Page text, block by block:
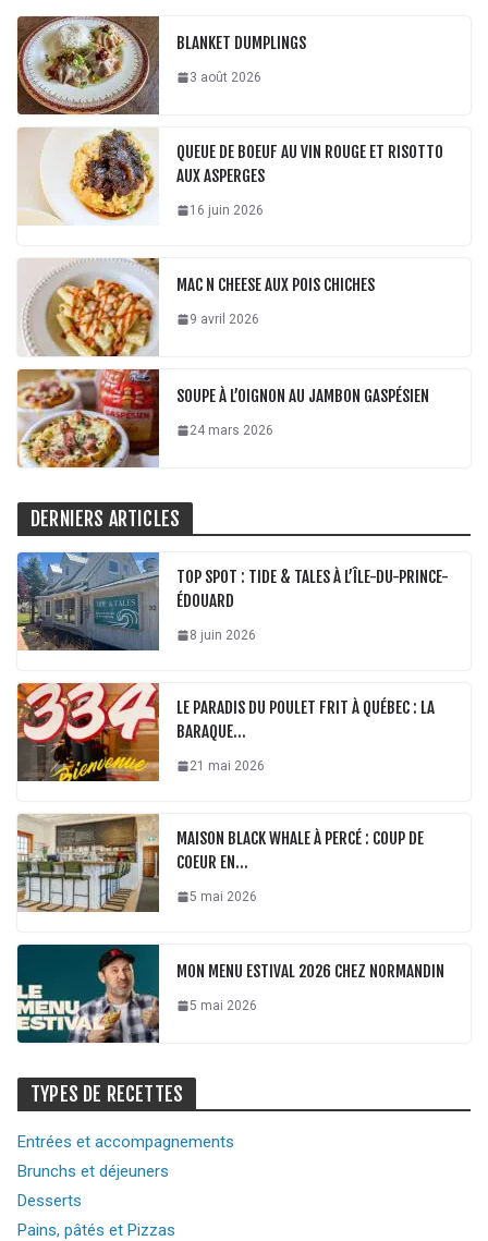
BLANKET DUMPLINGS
3 août 2026
QUEUE DE BOEUF AU VIN ROUGE ET RISOTTO
AUX ASPERGES
16 juin 2026
MAC N CHEESE AUX POIS CHICHES
9 avril 2026
SOUPE À L’OIGNON AU JAMBON GASPÉSIEN
24 mars 2026
DERNIERS ARTICLES
TOP SPOT : TIDE & TALES À L’ÎLE-DU-PRINCE-
ÉDOUARD
8 juin 2026
LE PARADIS DU POULET FRIT À QUÉBEC : LA
BARAQUE…
21 mai 2026
MAISON BLACK WHALE À PERCÉ : COUP DE
COEUR EN…
5 mai 2026
MON MENU ESTIVAL 2026 CHEZ NORMANDIN
5 mai 2026
TYPES DE RECETTES
Entrées et accompagnements
Brunchs et déjeuners
Desserts
Pains, pâtés et Pizzas